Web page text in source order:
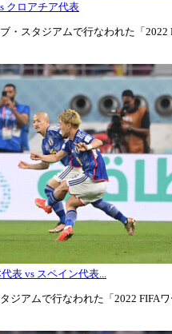
クロアチア代表
・スタジアムで行なわれた「
表 vs スペイン代表...
ジアムで行なわれた「2022 FIFA